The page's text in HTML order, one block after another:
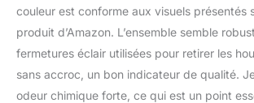
mousse à
forme : notre
de voiture pour
fabriqué en
haute qualité,
doux au
couleur est conforme aux visuels présentés
produit d’Amazon. L’ensemble semble
fermetures éclair utilisées pour retirer les
sans accroc, un bon indicateur de qualité.
odeur chimique forte, ce qui est un point